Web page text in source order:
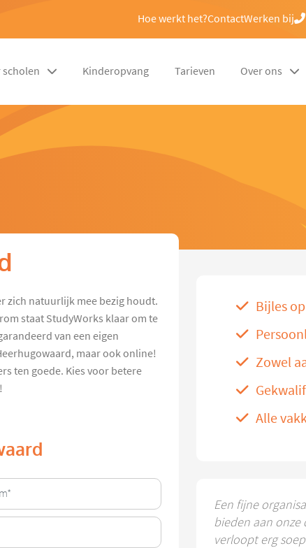
Hoe werkt het?ContactWerken bij
scholen Kinderopvang Tarieven Over ons
zich natuurlijk mee bezig houdt.
staat StudyWorks klaar om te
van een eigen
maar ook online!
ten goede. Kies voor betere
Bijles
Zowel
Alle
Een fijne
bieden aan onze
verloopt erg